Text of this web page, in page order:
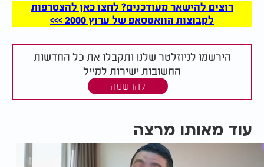
רוצים להישאר מעודכנים? לחצו כאן להצטרפות
לקבוצות הוואטסאפ של ערוץ 2000 >>>
הירשמו לניוזלטר שלנו ותקבלו את כל החדשות
החשובות ישירות למייל
להרשמה
עוד מאותו מרצה